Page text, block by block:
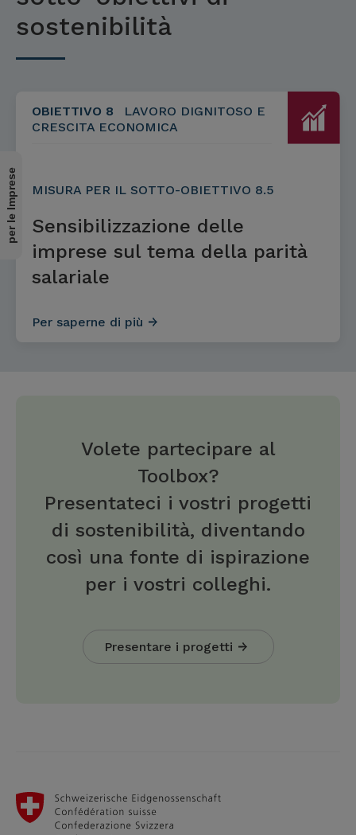
sostenibilità
OBIETTIVO 8
LAVORO DIGNITOSO E
CRESCITA ECONOMICA
MISURA PER IL SOTTO-OBIETTIVO 8.5
Sensibilizzazione delle
imprese sul tema della parità
salariale
Per saperne di più
Volete partecipare al
Toolbox?
Presentateci i vostri progetti
di sostenibilità, diventando
così una fonte di ispirazione
per i vostri colleghi.
Presentare i progetti
per le Imprese